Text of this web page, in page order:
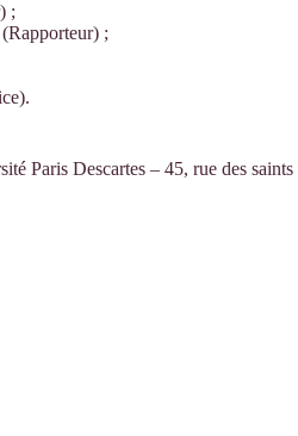
;
;
Paris Descartes – 45, rue des saints